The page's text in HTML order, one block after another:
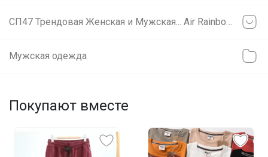
Мужская одежда
Покупают вместе